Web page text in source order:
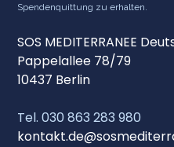
Spendenquittung zu erhalten.
SOS MEDITERRANEE
Pappelallee 78/79
10437 Berlin
Tel. 030 863 283 980